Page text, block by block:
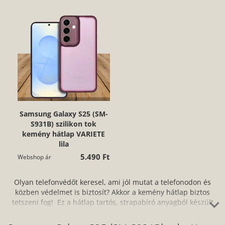
Samsung Galaxy S25 (SM-
S931B) szilikon tok
kemény hátlap VARIETE
lila
Webshop ár 5.490 Ft
Olyan telefonvédőt keresel, ami jól mutat a telefonodon és
közben védelmet is biztosít? Akkor a kemény hátlap biztos
tetszeni fog! Ez a hátlap tartós, strapabíró anyagból készült
1 mm-es vastagságának és karcsú kivitelezésének